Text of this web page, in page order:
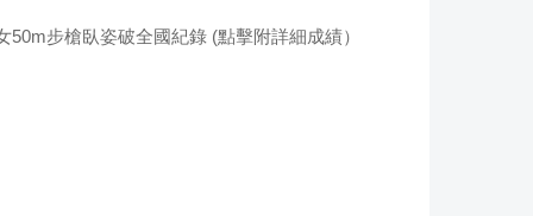
步槍臥姿破全國紀錄 (點擊附詳細成績）